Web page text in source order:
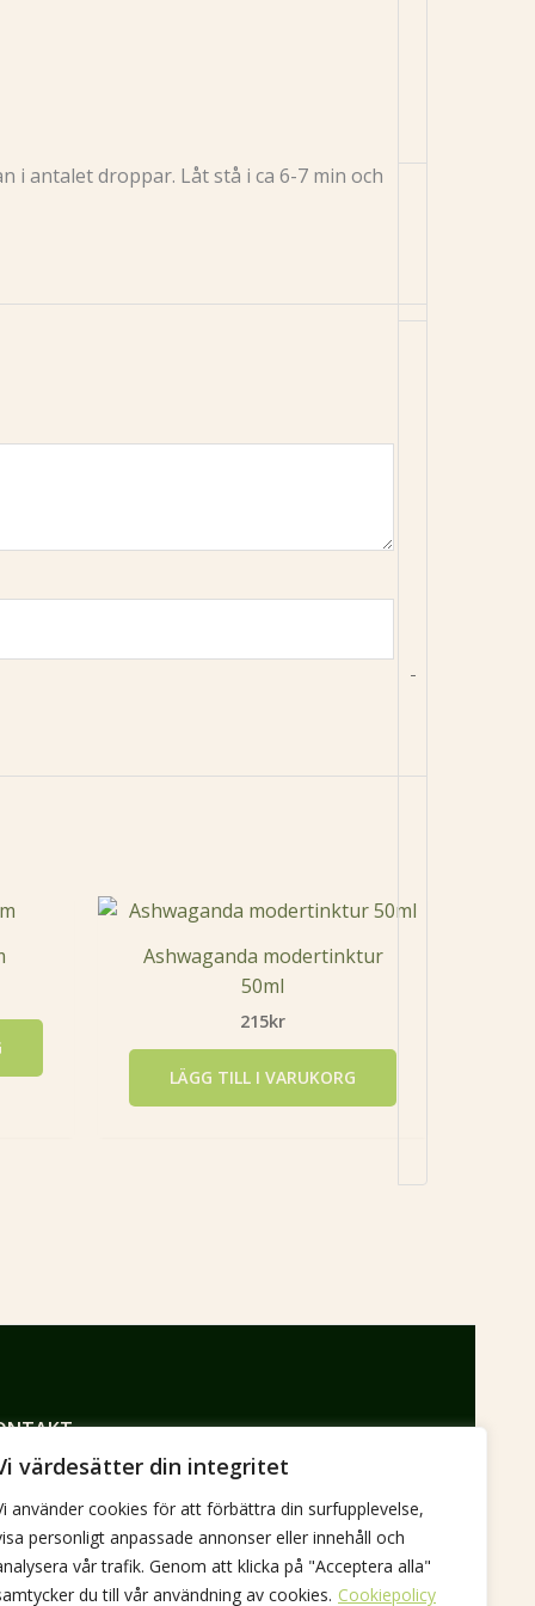
värdesätter din integritet
använder cookies för att förbättra din surfupplevelse,
personligt anpassade annonser eller innehåll och
vår trafik. Genom att klicka på "Acceptera alla"
du till vår användning av cookies. Cookiepolicy
-
i antalet droppar. Låt stå i ca 6-7 min och
Ashwaganda modertinktur
50ml
215kr
LÄGG TILL I VARUKORG
26